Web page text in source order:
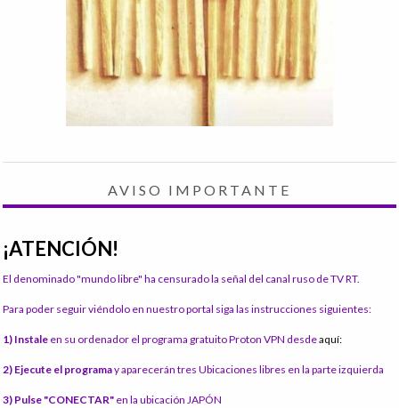
AVISO IMPORTANTE
¡ATENCIÓN!
El denominado "mundo libre" ha censurado la señal del canal ruso de TV RT.
Para poder seguir viéndolo en nuestro portal siga las instrucciones siguientes:
1) Instale en su ordenador el programa gratuito Proton VPN desdeaquí:
2) Ejecute el programay aparecerán tres Ubicaciones libres en la parte izquierda
3) Pulse "CONECTAR" en la ubicación JAPÓN